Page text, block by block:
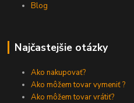
Blog
Najčastejšie otázky
Ako nakupovať?
Ako môžem tovar vymeniť ?
Ako môžem tovar vrátiť?